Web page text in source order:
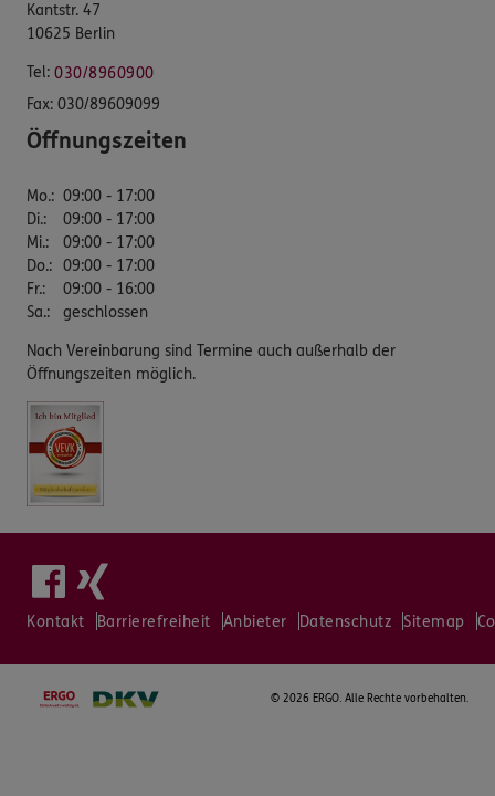
Kantstr. 47
10625 Berlin
Tel: 030/8960900
Fax: 030/89609099
Öffnungszeiten
Mo.: 09:00 - 17:00
Di.:
09:00 - 17:00
Mi.:
09:00 - 17:00
Do.: 09:00 - 17:00
Fr.:
09:00 - 16:00
Sa.: geschlossen
Nach Vereinbarung sind Termine auch außerhalb der
Öffnungszeiten möglich.
Kontakt Barrierefreiheit Anbieter Datenschutz Sitemap
© 2026 ERGO. Alle Rechte vorbehalten.